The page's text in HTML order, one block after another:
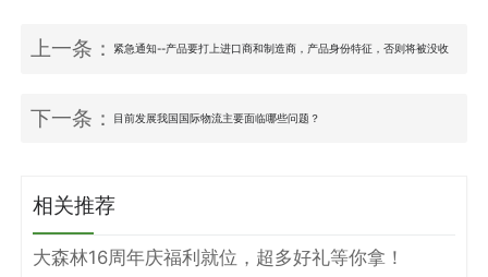
上一条： 紧急通知--产品要打上进口商和制造商，产品身份特征，否则将被没收
下一条： 目前发展我国国际物流主要面临哪些问题？
相关推荐
大森林16周年庆福利就位，超多好礼等你拿！